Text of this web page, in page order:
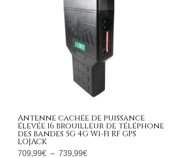
Antenne cachée de puissance
élevée 16 brouilleur de téléphone
des bandes 5G 4G Wi-Fi RF GPS
LOJACK
709,99€ – 739,99€